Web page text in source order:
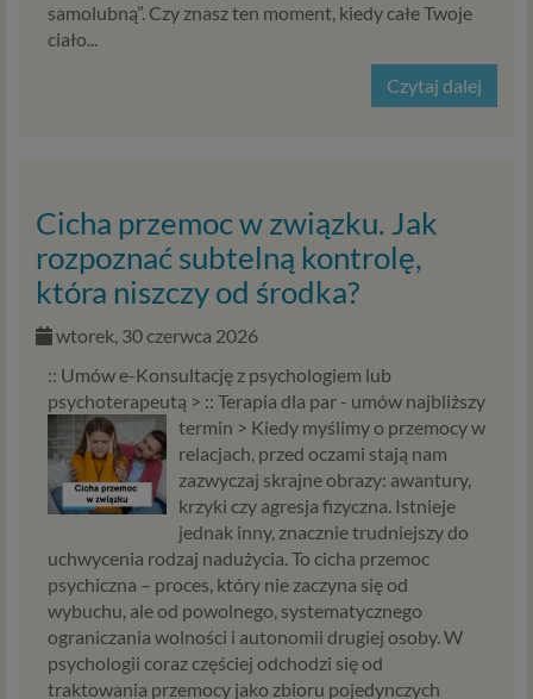
samolubną”. Czy znasz ten moment, kiedy całe Twoje
ciało...
Czytaj dalej
Cicha przemoc w związku. Jak
rozpoznać subtelną kontrolę,
która niszczy od środka?
wtorek, 30 czerwca 2026
:: Umów e-Konsultację z psychologiem lub
psychoterapeutą > :: Terapia dla par - umów najbliższy
termin > Kiedy myślimy o przemocy w
relacjach, przed oczami stają nam
zazwyczaj skrajne obrazy: awantury,
krzyki czy agresja fizyczna. Istnieje
jednak inny, znacznie trudniejszy do
uchwycenia rodzaj nadużycia. To cicha przemoc
psychiczna – proces, który nie zaczyna się od
wybuchu, ale od powolnego, systematycznego
ograniczania wolności i autonomii drugiej osoby. W
psychologii coraz częściej odchodzi się od
traktowania przemocy jako zbioru pojedynczych